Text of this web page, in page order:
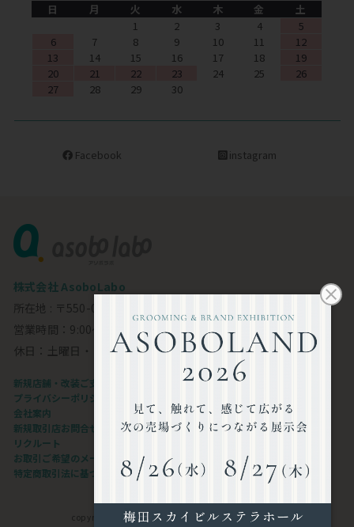
日
月 火 水 木 金
土
1
2 3 4
5
6
7 8 9 10 11
12
13
14 15 16 17 18
19
20
21 22 23 24 25
26
27
28 29 30
Facebook instagram
株式会社 AsoboLabo
所在地 : 〒550-0002 大阪市西区江戸堀1-23-11 6F
営業時間：9:00～18:00
休日：土曜日・日曜日・祝日
新規店舗・改装ご支援します
プライバシーポリシー
会社案内
新規取引店お問合せフォーム
リクルート
お取引ご希望のメーカー様
特定商取引法に基づく表記
copyright©AsoboLabo co.,ltd. All Rights Reserved.